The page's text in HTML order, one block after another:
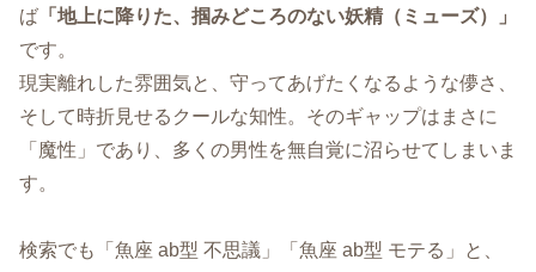
ば 「地上に降りた、掴みどころのない妖精（ミューズ）」
です。
現実離れした雰囲気と、守ってあげたくなるような儚さ、
そして時折見せるクールな知性。そのギャップはまさに
「魔性」であり、多くの男性を無自覚に沼らせてしまいま
す。
検索でも「魚座 ab型 不思議」「魚座 ab型 モテる」と、